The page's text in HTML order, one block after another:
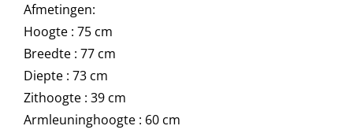
Afmetingen:
Hoogte : 75 cm
Breedte : 77 cm
Diepte : 73 cm
Zithoogte : 39 cm
Armleuninghoogte : 60 cm